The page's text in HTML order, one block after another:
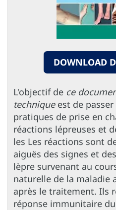
DOWNLOAD
L'objectif de ce
techniqueest de passer
pratiques de prise en
réactions lépreuses et
les Les réactions sont
aiguës des signes et
lèpre survenant au
naturelle de la maladie
après le traitement. Ils
réponse immunitaire